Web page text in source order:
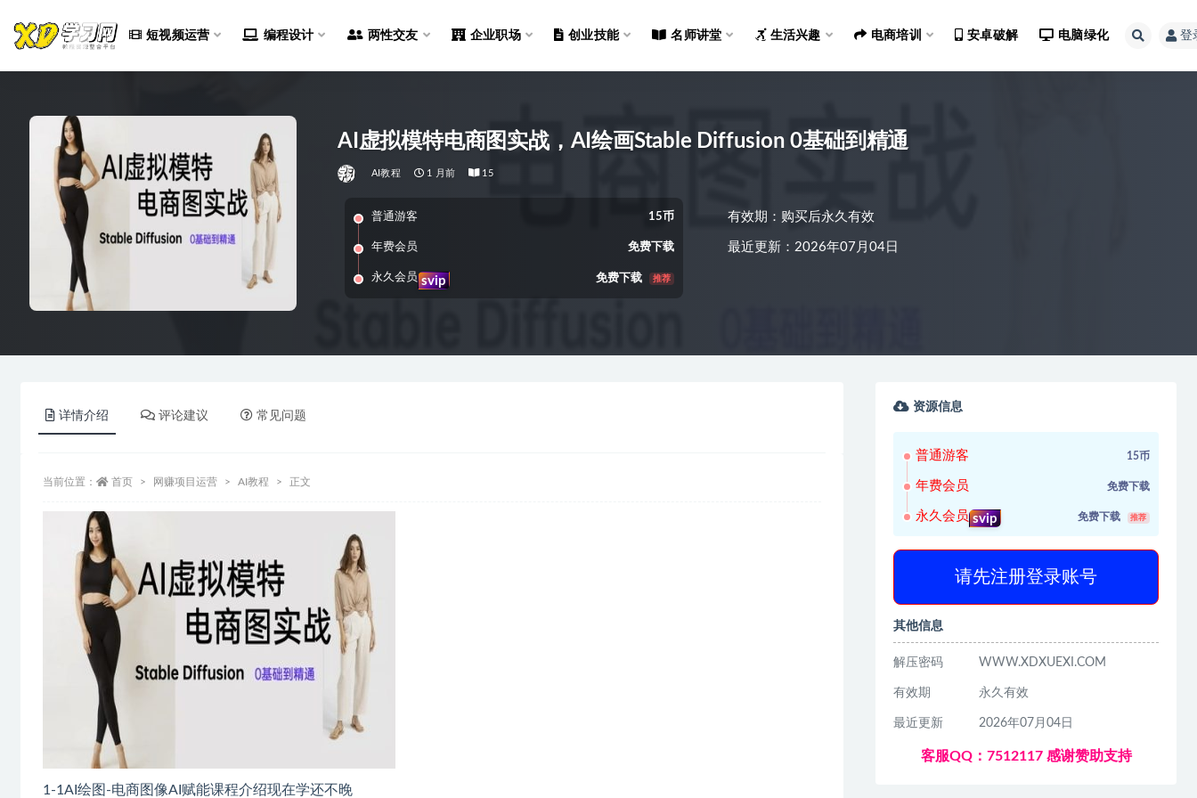
短视频运营 编程设计 两性交友 企业职场 创业技能 名师讲堂 生活兴趣 电商培训 安卓破解 电脑绿化 登
AI虚拟模特电商图实战，AI绘画Stable Diffusion 0基础到精通
AI教程 1 月前 15
普通游客 15币
年费会员 免费下载
永久会员 svip 免费下载 推荐
有效期：购买后永久有效
最近更新：2026年07月04日
详情介绍 评论建议 常见问题
当前位置： 首页 网赚项目运营 AI教程 正文
1-1AI绘图-电商图像AI赋能课程介绍现在学还不晚
资源信息
普通游客 15币
年费会员 免费下载
永久会员 svip 免费下载 推荐
请先注册登录账号
其他信息
解压密码 WWW.XDXUEXI.COM
有效期 永久有效
最近更新 2026年07月04日
客服QQ：7512117 感谢赞助支持